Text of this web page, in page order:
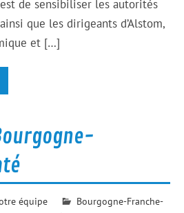
de sensibiliser les autorités
que les dirigeants d’Alstom,
et […]
équipe
Bourgogne-Franche-